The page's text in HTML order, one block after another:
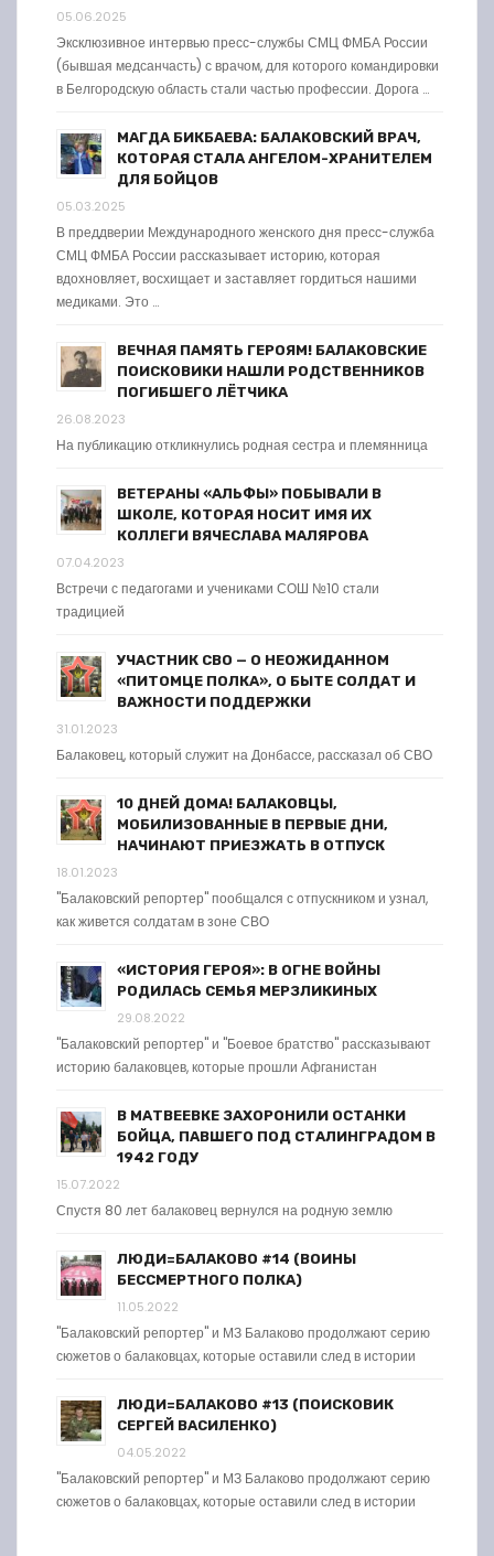
05.06.2025
Эксклюзивное интервью пресс-службы СМЦ ФМБА России
(бывшая медсанчасть) с врачом, для которого командировки
в Белгородскую область стали частью профессии. Дорога …
МАГДА БИКБАЕВА: БАЛАКОВСКИЙ ВРАЧ,
КОТОРАЯ СТАЛА АНГЕЛОМ-ХРАНИТЕЛЕМ
ДЛЯ БОЙЦОВ
05.03.2025
В преддверии Международного женского дня пресс-служба
СМЦ ФМБА России рассказывает историю, которая
вдохновляет, восхищает и заставляет гордиться нашими
медиками. Это …
ВЕЧНАЯ ПАМЯТЬ ГЕРОЯМ! БАЛАКОВСКИЕ
ПОИСКОВИКИ НАШЛИ РОДСТВЕННИКОВ
ПОГИБШЕГО ЛЁТЧИКА
26.08.2023
На публикацию откликнулись родная сестра и племянница
ВЕТЕРАНЫ «АЛЬФЫ» ПОБЫВАЛИ В
ШКОЛЕ, КОТОРАЯ НОСИТ ИМЯ ИХ
КОЛЛЕГИ ВЯЧЕСЛАВА МАЛЯРОВА
07.04.2023
Встречи с педагогами и учениками СОШ №10 стали
традицией
УЧАСТНИК СВО — О НЕОЖИДАННОМ
«ПИТОМЦЕ ПОЛКА», О БЫТЕ СОЛДАТ И
ВАЖНОСТИ ПОДДЕРЖКИ
31.01.2023
Балаковец, который служит на Донбассе, рассказал об СВО
10 ДНЕЙ ДОМА! БАЛАКОВЦЫ,
МОБИЛИЗОВАННЫЕ В ПЕРВЫЕ ДНИ,
НАЧИНАЮТ ПРИЕЗЖАТЬ В ОТПУСК
18.01.2023
"Балаковский репортер" пообщался с отпускником и узнал,
как живется солдатам в зоне СВО
«ИСТОРИЯ ГЕРОЯ»: В ОГНЕ ВОЙНЫ
РОДИЛАСЬ СЕМЬЯ МЕРЗЛИКИНЫХ
29.08.2022
"Балаковский репортер" и "Боевое братство" рассказывают
историю балаковцев, которые прошли Афганистан
В МАТВЕЕВКЕ ЗАХОРОНИЛИ ОСТАНКИ
БОЙЦА, ПАВШЕГО ПОД СТАЛИНГРАДОМ В
1942 ГОДУ
15.07.2022
Спустя 80 лет балаковец вернулся на родную землю
ЛЮДИ=БАЛАКОВО #14 (ВОИНЫ
БЕССМЕРТНОГО ПОЛКА)
11.05.2022
"Балаковский репортер" и МЗ Балаково продолжают серию
сюжетов о балаковцах, которые оставили след в истории
ЛЮДИ=БАЛАКОВО #13 (ПОИСКОВИК
СЕРГЕЙ ВАСИЛЕНКО)
04.05.2022
"Балаковский репортер" и МЗ Балаково продолжают серию
сюжетов о балаковцах, которые оставили след в истории